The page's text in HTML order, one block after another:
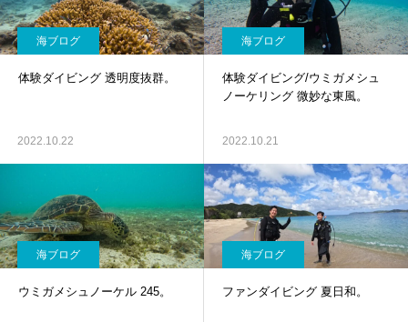
海ブログ
体験ダイビング 透明度抜群。
2022.10.22
海ブログ
体験ダイビング/ウミガメシュ
ノーケリング 微妙な東風。
2022.10.21
海ブログ
ウミガメシュノーケル 245。
海ブログ
ファンダイビング 夏日和。